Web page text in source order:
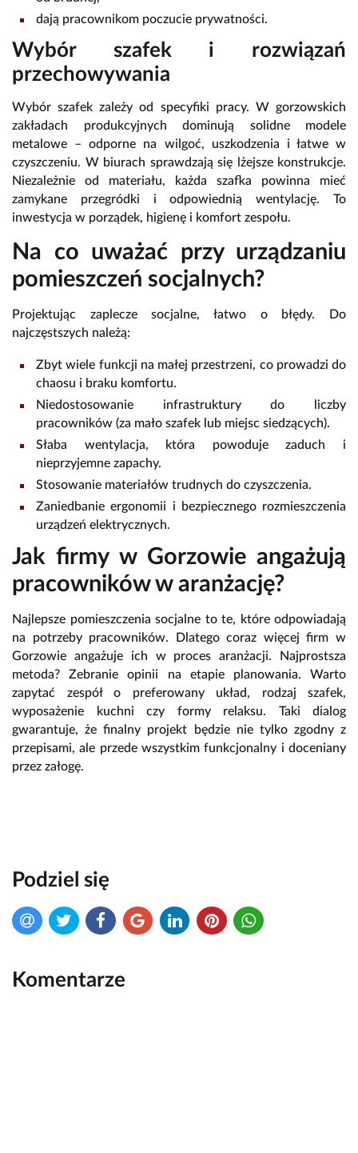
dają pracownikom poczucie prywatności.
Wybór szafek i rozwiązań
przechowywania
Wybór szafek zależy od specyfiki pracy. W gorzowskich
zakładach produkcyjnych dominują solidne modele
metalowe – odporne na wilgoć, uszkodzenia i łatwe w
czyszczeniu. W biurach sprawdzają się lżejsze konstrukcje.
Niezależnie od materiału, każda szafka powinna mieć
zamykane przegródki i odpowiednią wentylację. To
inwestycja w porządek, higienę i komfort zespołu.
Na co uważać przy urządzaniu
pomieszczeń socjalnych?
Projektując zaplecze socjalne, łatwo o błędy. Do
najczęstszych należą:
Zbyt wiele funkcji na małej przestrzeni, co prowadzi do
chaosu i braku komfortu.
Niedostosowanie infrastruktury do liczby
pracowników (za mało szafek lub miejsc siedzących).
Słaba wentylacja, która powoduje zaduch i
nieprzyjemne zapachy.
Stosowanie materiałów trudnych do czyszczenia.
Zaniedbanie ergonomii i bezpiecznego rozmieszczenia
urządzeń elektrycznych.
Jak firmy w Gorzowie angażują
pracowników w aranżację?
Najlepsze pomieszczenia socjalne to te, które odpowiadają
na potrzeby pracowników. Dlatego coraz więcej firm w
Gorzowie angażuje ich w proces aranżacji. Najprostsza
metoda? Zebranie opinii na etapie planowania. Warto
zapytać zespół o preferowany układ, rodzaj szafek,
wyposażenie kuchni czy formy relaksu. Taki dialog
gwarantuje, że finalny projekt będzie nie tylko zgodny z
przepisami, ale przede wszystkim funkcjonalny i doceniany
przez załogę.
Podziel się
Komentarze